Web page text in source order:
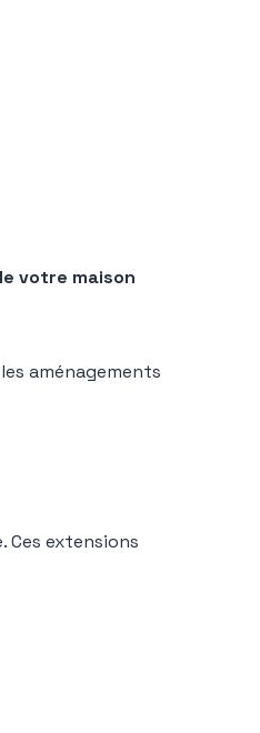
votre maison
aménagements
extensions